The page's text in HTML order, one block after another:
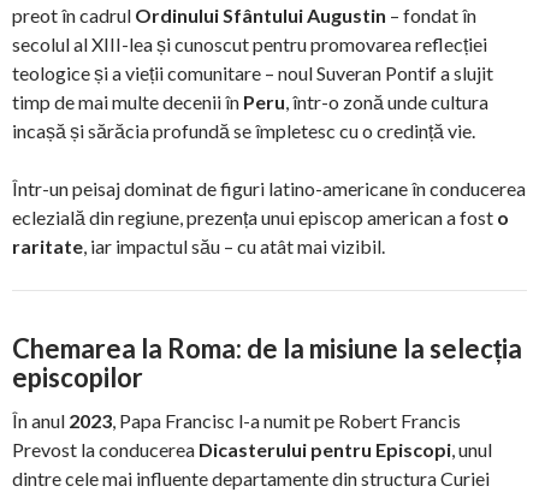
preot în cadrul Ordinului Sfântului Augustin – fondat în
secolul al XIII-lea și cunoscut pentru promovarea reflecției
teologice și a vieții comunitare – noul Suveran Pontif a slujit
timp de mai multe decenii în Peru, într-o zonă unde cultura
incașă și sărăcia profundă se împletesc cu o credință vie.
Într-un peisaj dominat de figuri latino-americane în conducerea
eclezială din regiune, prezența unui episcop american a fost o
raritate, iar impactul său – cu atât mai vizibil.
Chemarea la Roma: de la misiune la selecția
episcopilor
În anul 2023, Papa Francisc l-a numit pe Robert Francis
Prevost la conducerea Dicasterului pentru Episcopi, unul
dintre cele mai influente departamente din structura Curiei